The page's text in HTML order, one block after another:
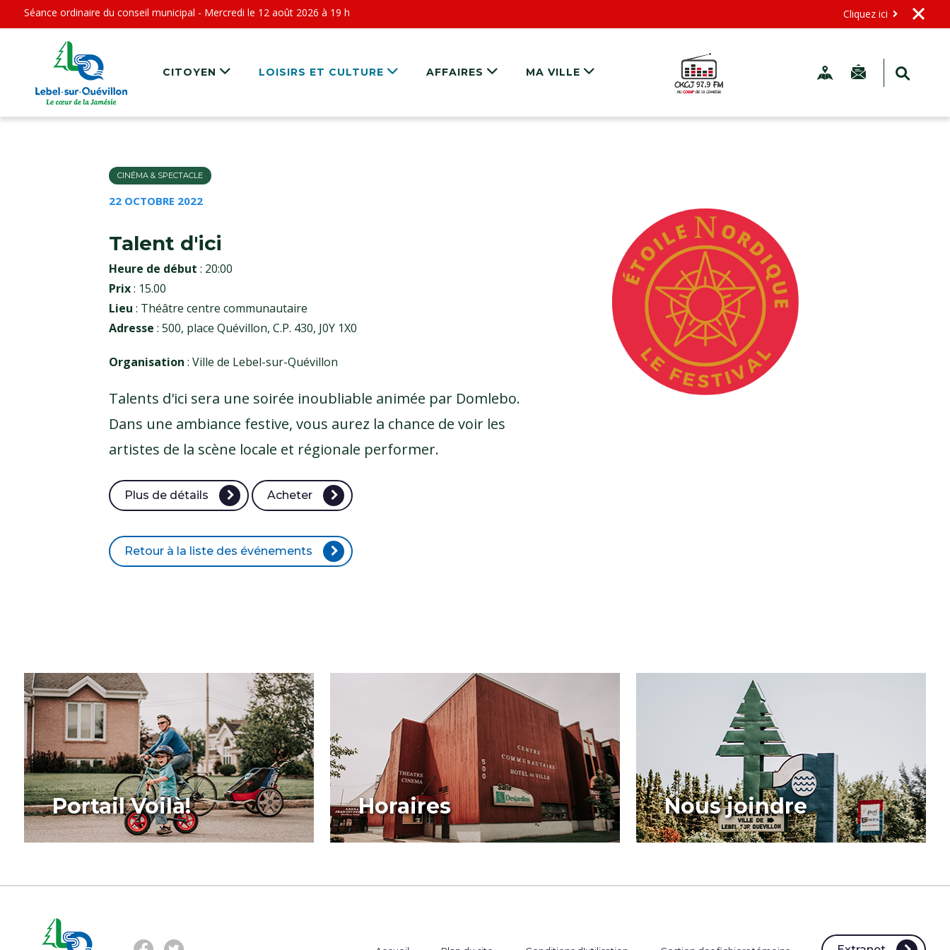
Séance ordinaire du conseil municipal - Mercredi le 12 août 2026 à 19 h Cliquez ici
CITOYEN LOISIRS ET CULTURE AFFAIRES MA VILLE
CINÉMA & SPECTACLE
22 OCTOBRE 2022
Talent d'ici
Heure de début : 20:00
Prix: 15.00
Lieu : Théâtre centre communautaire
Adresse : 500, place Quévillon, C.P. 430, J0Y 1X0
Organisation : Ville de Lebel-sur-Quévillon
Talents d'ici sera une soirée inoubliable animée par Domlebo.
Dans une ambiance festive, vous aurez la chance de voir les
artistes de la scène locale et régionale performer.
Plus de détails Acheter
Retour à la liste des événements
Portail Voilà! Horaires Nous joindre